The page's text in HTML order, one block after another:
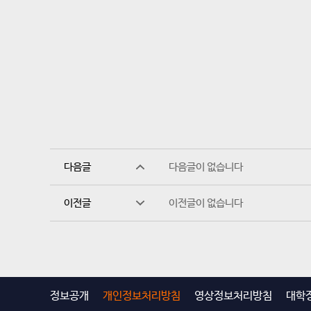
다음글 다음글이 없습니다
이전글 이전글이 없습니다
정보공개 개인정보처리방침 영상정보처리방침 대학